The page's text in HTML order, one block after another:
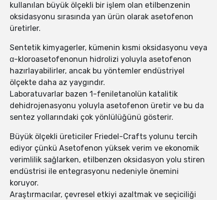
kullanılan büyük ölçekli bir işlem olan etilbenzenin
oksidasyonu sırasında yan ürün olarak asetofenon
üretirler.
Sentetik kimyagerler, kümenin kısmi oksidasyonu veya
α-kloroasetofenonun hidrolizi yoluyla asetofenon
hazırlayabilirler, ancak bu yöntemler endüstriyel
ölçekte daha az yaygındır.
Laboratuvarlar bazen 1-feniletanolün katalitik
dehidrojenasyonu yoluyla asetofenon üretir ve bu da
sentez yollarındaki çok yönlülüğünü gösterir.
Büyük ölçekli üreticiler Friedel-Crafts yolunu tercih
ediyor çünkü Asetofenon yüksek verim ve ekonomik
verimlilik sağlarken, etilbenzen oksidasyon yolu stiren
endüstrisi ile entegrasyonu nedeniyle önemini
koruyor.
Araştırmacılar, çevresel etkiyi azaltmak ve seçiciliği